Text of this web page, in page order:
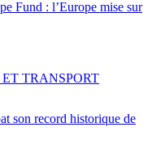
Fund : l’Europe mise sur
son record historique de
TRANSPORT